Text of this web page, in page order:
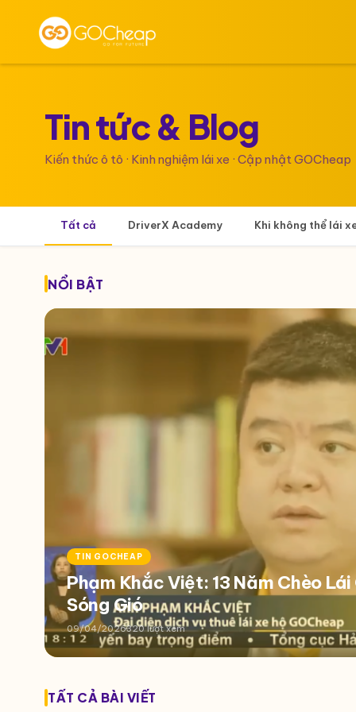
Tin tức & Blog
Kiến thức ô tô · Kinh nghiệm lái xe · Cập nhật GOCheap
Tất cả DriverX Academy Khi không thể lái
NỔI BẬT
TIN GOCHEAP
Phạm Khắc Việt: 13 Năm Chèo
Sóng Gió
09/04/2026320 lượt xem
TẤT CẢ BÀI VIẾT